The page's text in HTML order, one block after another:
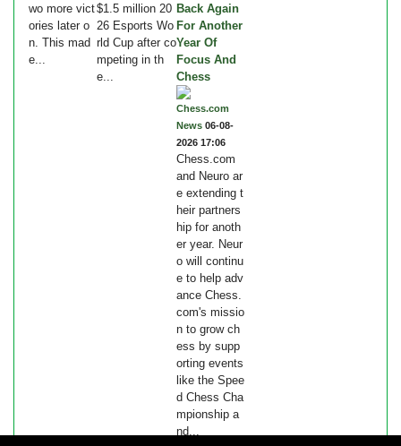
wo more vict
ories later o
n. This mad
e...
$1.5 million 20
26 Esports Wo
rld Cup after co
mpeting in th
e...
Back Again
For Another
Year Of
Focus And
Chess
Chess.com
News 06-08-
2026 17:06
Chess.com
and Neuro ar
e extending t
heir partners
hip for anoth
er year. Neur
o will continu
e to help adv
ance Chess.
com's missio
n to grow ch
ess by supp
orting events
like the Spee
d Chess Cha
mpionship a
nd...